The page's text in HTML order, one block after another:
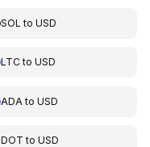
SOL toUSD
LTCtoUSD
ADA toUSD
DOT toUSD